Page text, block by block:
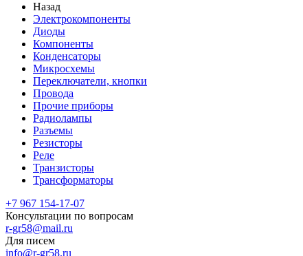
Назад
Электрокомпоненты
Диоды
Компоненты
Конденсаторы
Микросхемы
Переключатели, кнопки
Провода
Прочие приборы
Радиолампы
Разъемы
Резисторы
Реле
Транзисторы
Трансформаторы
+7 967 154-17-07
Консультации по вопросам
r-gr58@mail.ru
Для писем
info@r-gr58.ru